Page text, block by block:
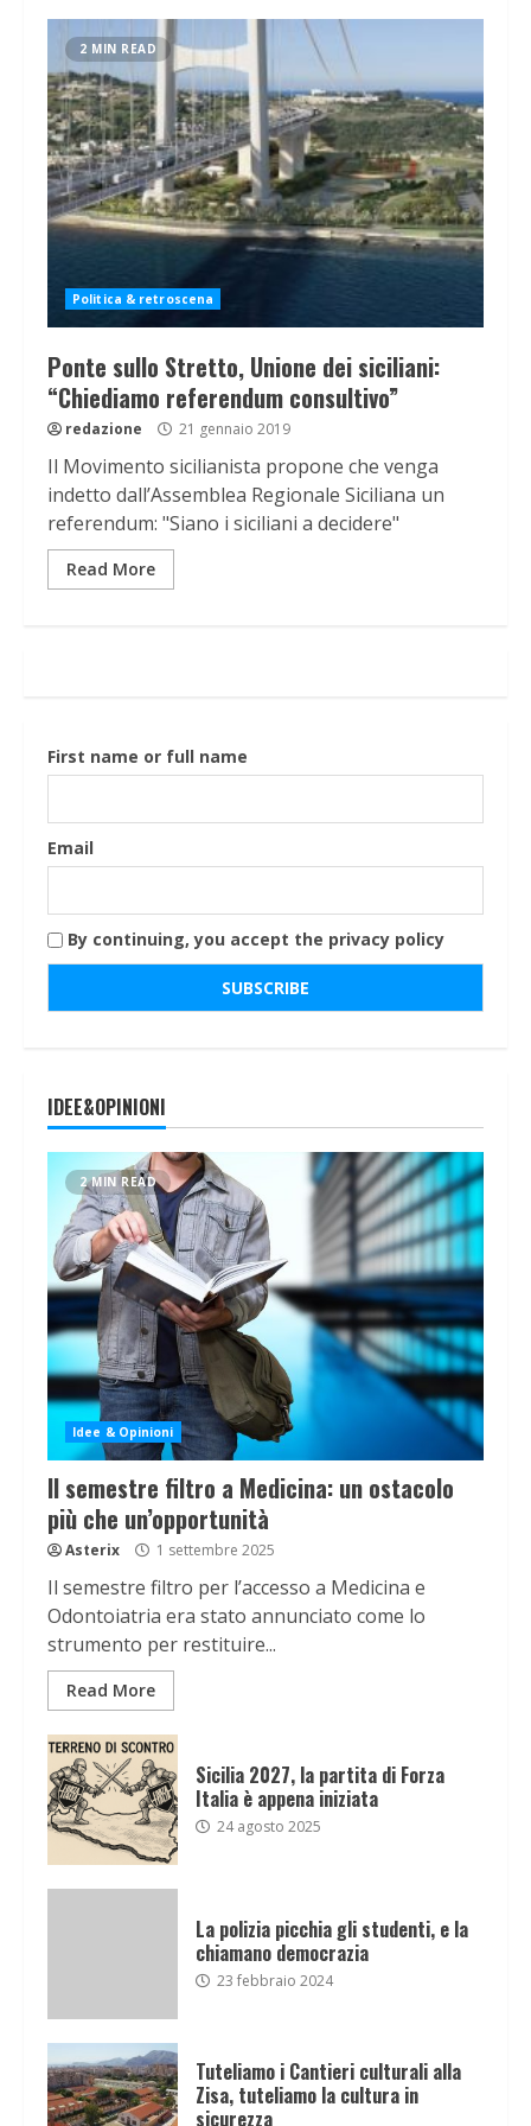
2 MIN READ
Politica & retroscena
Ponte sullo Stretto, Unione dei siciliani:
“Chiediamo referendum consultivo”
redazione 21 gennaio 2019
Il Movimento sicilianista propone che venga
indetto dall’Assemblea Regionale Siciliana un
referendum: "Siano i siciliani a decidere"
Read More
First name or full name
Email
By continuing, you accept the privacy policy
IDEE&OPINIONI
2 MIN READ
Idee & Opinioni
Il semestre filtro a Medicina: un ostacolo
più che un’opportunità
Asterix 1 settembre 2025
Il semestre filtro per l’accesso a Medicina e
Odontoiatria era stato annunciato come lo
strumento per restituire...
Read More
Sicilia 2027, la partita di Forza
Italia è appena iniziata
24 agosto 2025
La polizia picchia gli studenti, e la
chiamano democrazia
23 febbraio 2024
Tuteliamo i Cantieri culturali alla
Zisa, tuteliamo la cultura in
sicurezza